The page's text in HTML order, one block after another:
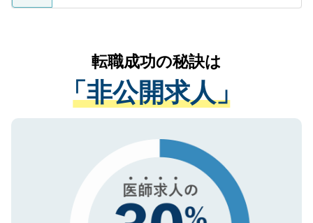
ているすべての個人データはご本人の許可
は、個人情報の取り扱いについての厳密な
管理基準を満たした事業者のみに付与され
る、プライバシーマークを取得済みです。
で、機密保持に関してもご安心ください。
かがいして、現在の医療機関の状況や紹介
経験をまじえながら、適切なアドバイスを
させていただきます。すぐにご転職をされ
ない方には、長期的なサポートが可能です
ので、まずはご登録ください。
転職成功の秘訣は
「非公開求人」